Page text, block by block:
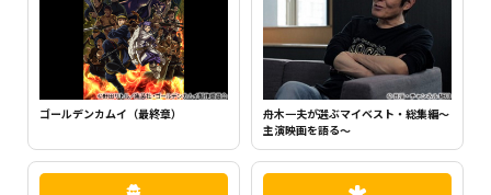
ちいかわ（シーズン1）（全120話）
舟木一夫が選ぶマイベスト・総集編～
主演映画を語る～